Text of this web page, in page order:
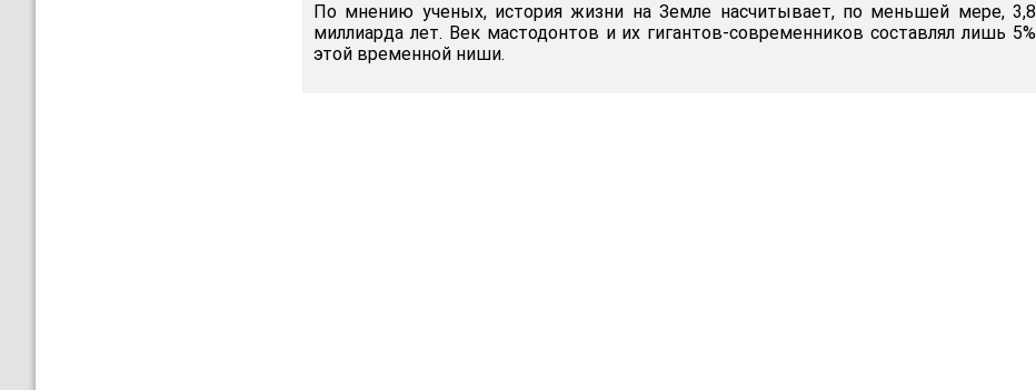
По мнению ученых, история жизни на Земле насчитывает, по меньшей мере, 3,8
миллиарда лет. Век мастодонтов и их гигантов-современников составлял лишь 5%
этой временной ниши.